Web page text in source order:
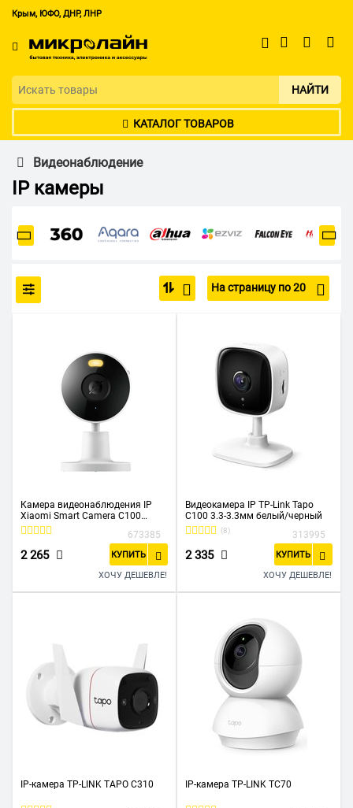
Крым, ЮФО, ДНР, ЛНР
НАЙТИ
КАТАЛОГ ТОВАРОВ
Видеонаблюдение
IP камеры
На страницу по 20
Камера видеонаблюдения IP
Xiaomi Smart Camera C100
(BHR07VOGL) Wi-Fi 2.8-2.8мм цв.
673385
2 265 КУПИТЬ
ХОЧУ ДЕШЕВЛЕ!
Видеокамера IP TP-Link Tapo
C100 3.3-3.3мм белый/черный
(8) 313995
2 335 КУПИТЬ
ХОЧУ ДЕШЕВЛЕ!
IP-камера TP-LINK TAPO C310 IP-камера TP-LINK TC70